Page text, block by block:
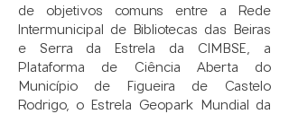
de objetivos comuns entre a Rede
Intermunicipal de Bibliotecas das Beiras
e Serra da Estrela da CIMBSE, a
Plataforma de Ciência Aberta do
Município de Figueira de Castelo
Rodrigo, o Estrela Geopark Mundial da